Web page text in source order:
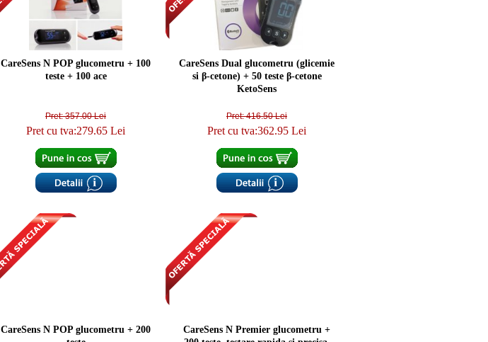
CareSens N POP glucometru + 100
teste + 100 ace
Pret: 357.00 Lei
Pret cu tva:279.65 Lei
CareSens Dual glucometru (glicemie
si β-cetone) + 50 teste β-cetone
KetoSens
Pret: 416.50 Lei
Pret cu tva:362.95 Lei
CareSens N POP glucometru + 200
CareSens N Premier glucometru +